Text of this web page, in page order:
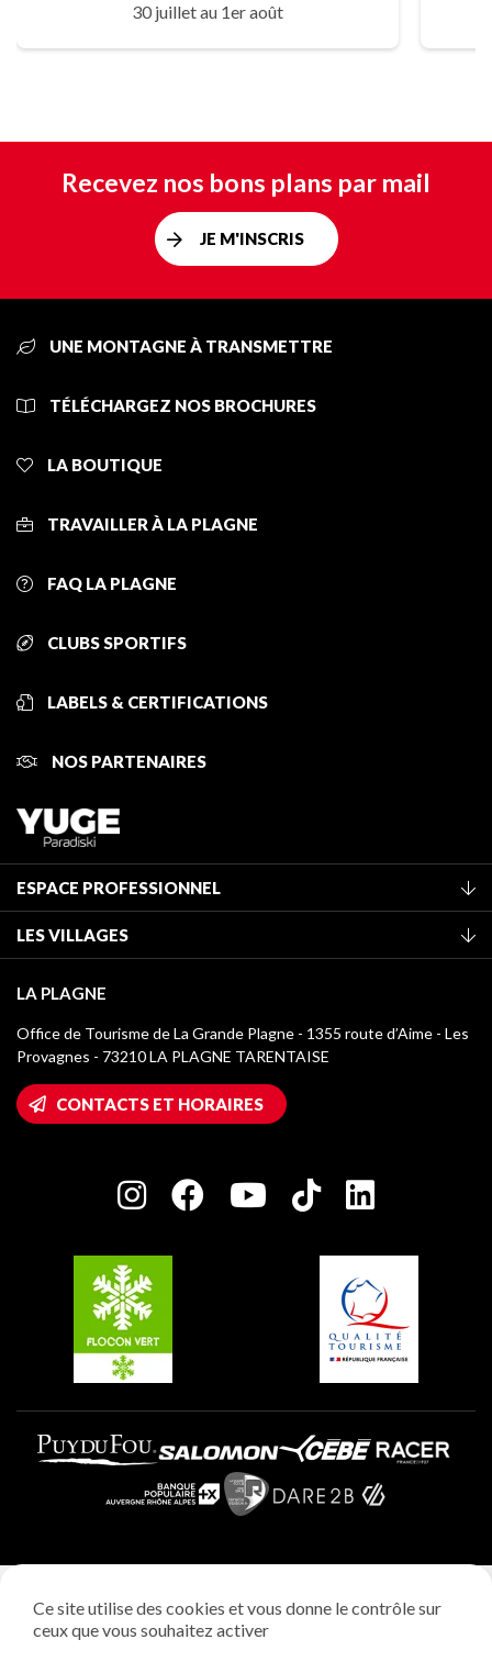
30 juillet au 1er août
Recevez nos bons plans par mail
JE M'INSCRIS
UNE MONTAGNE À TRANSMETTRE
TÉLÉCHARGEZ NOS BROCHURES
LA BOUTIQUE
TRAVAILLER À LA PLAGNE
FAQ LA PLAGNE
CLUBS SPORTIFS
LABELS & CERTIFICATIONS
NOS PARTENAIRES
ESPACE PROFESSIONNEL
Classement des meublés
Taxe de séjour
Médiathèque
Logos La Plagne
Accès Wifi
Maison des Propriétaires
Charte des Acteurs Engagés
LES VILLAGES
Champagny-en-Vanoise
Montchavin - Les Coches
Plagne 1800
Plagne Villages
Plagne Aime 2000
LA PLAGNE
Office de Tourisme de La Grande Plagne - 1355 route d’Aime - Les
Provagnes - 73210 LA PLAGNE TARENTAISE
CONTACTS ET HORAIRES
Ce site utilise des cookies et vous donne le contrôle sur
ceux que vous souhaitez activer